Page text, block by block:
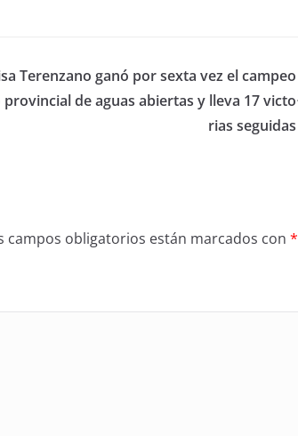
Terenzano ganó por sexta vez el campeo
provincial de aguas abiertas y lleva 17 victo
rias seguidas
campos obligatorios están marcados con *